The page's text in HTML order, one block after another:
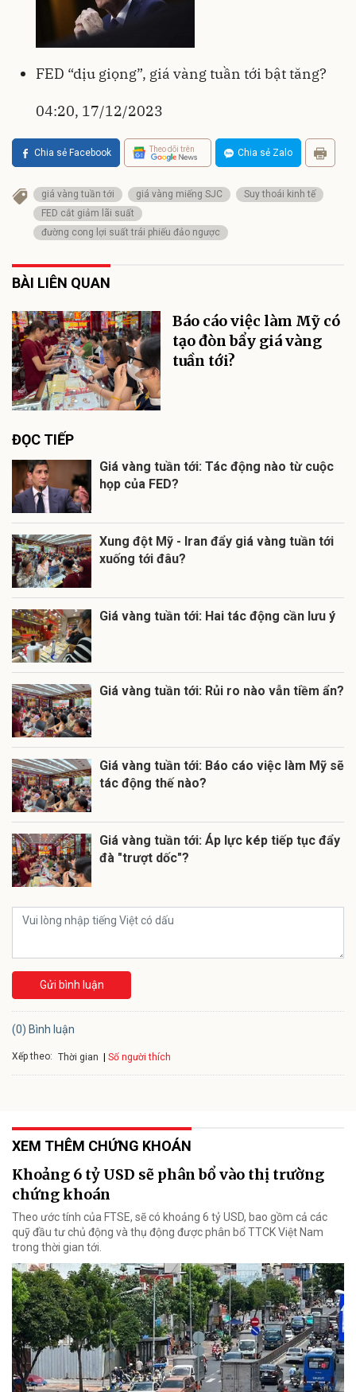
FED “dịu giọng”, giá vàng tuần tới bật tăng?
04:20, 17/12/2023
Chia sẻ Facebook Theo dõi trên Chia sẻ Zalo
giá vàng tuần tới giá vàng miếng SJC
Suy thoái kinh tế
FED cắt giảm lãi suất
đường cong lợi suất trái phiếu đảo ngược
BÀI LIÊN QUAN
Báo cáo việc làm Mỹ có
tạo đòn bẩy giá vàng
tuần tới?
ĐỌC TIẾP
Giá vàng tuần tới: Tác động nào từ cuộc
họp của FED?
Xung đột Mỹ - Iran đẩy giá vàng tuần tới
xuống tới đâu?
Giá vàng tuần tới: Hai tác động cần lưu ý
Giá vàng tuần tới: Rủi ro nào vẫn tiềm ẩn?
Giá vàng tuần tới: Báo cáo việc làm Mỹ sẽ
tác động thế nào?
Giá vàng tuần tới: Áp lực kép tiếp tục đẩy
đà "trượt dốc"?
Gửi bình luận
(0) Bình luận
Xếp theo: Thời gian Số người thích
XEM THÊM CHỨNG KHOÁN
Khoảng 6 tỷ USD sẽ phân bổ vào thị trường
chứng khoán
Theo ước tính của FTSE, sẽ có khoảng 6 tỷ USD, bao gồm cả các
quỹ đầu tư chủ động và thụ động được phân bổ TTCK Việt Nam
trong thời gian tới.